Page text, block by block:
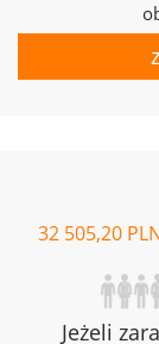
32 505,20
Jeżeli